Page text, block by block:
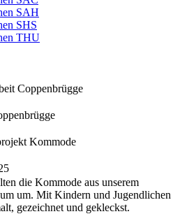
SAH
SHS
THU
Coppenbrügge
Kommode
die Kommode aus unserem
um. Mit Kindern und Jugendlichen
gezeichnet und gekleckst.